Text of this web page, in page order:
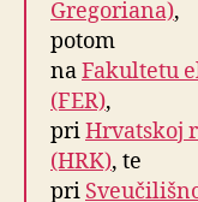
Gregoriana),
potom
naFakultetu
(FER),
priHrvatskoj
(HRK), te
pri